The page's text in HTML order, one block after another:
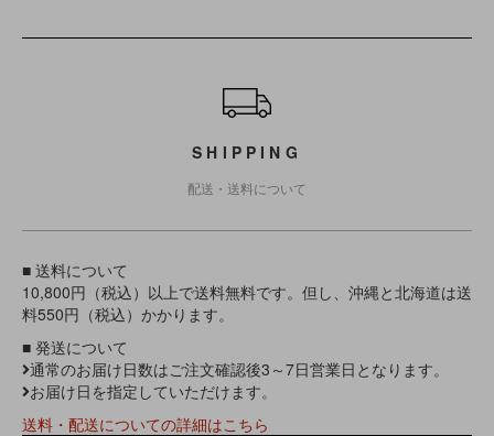
ショッピングガイド
SHIPPING
配送・送料について
■ 送料について
10,800円（税込）以上で送料無料です。但し、沖縄と北海道は送
料550円（税込）かかります。
■ 発送について
通常のお届け日数はご注文確認後3～7日営業日となります。
お届け日を指定していただけます。
送料・配送についての詳細はこちら